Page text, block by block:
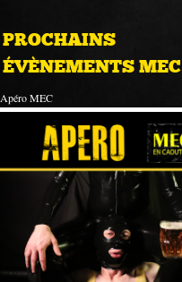
PROCHAINS
ÉVÈNEMENTS MEC
Apéro MEC